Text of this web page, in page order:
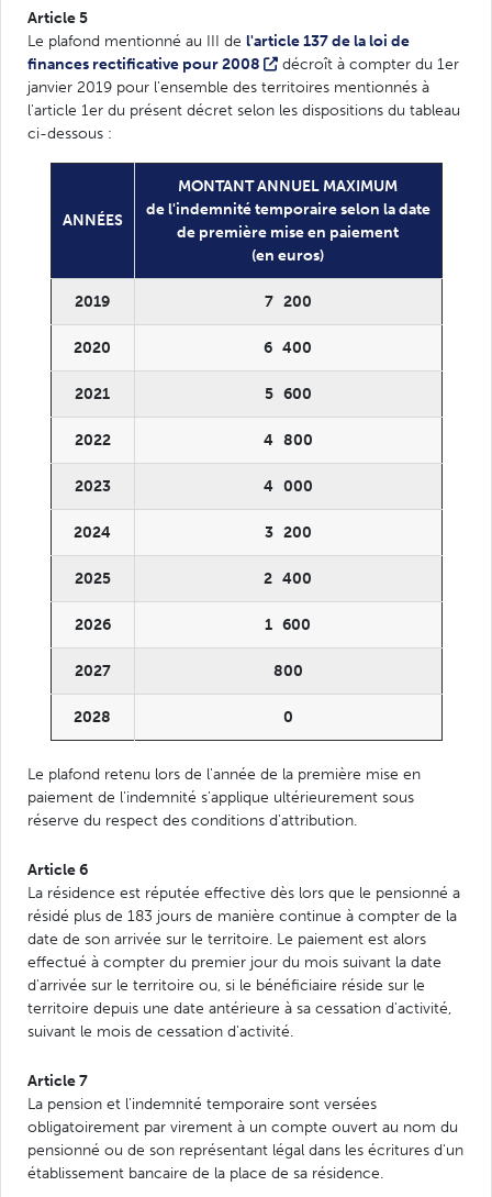
Article 5
Le plafond mentionné au III de l'article 137 de la loi de
finances rectificative pour 2008
décroît à compter du 1er
janvier 2019 pour l'ensemble des territoires mentionnés à
l'article 1er du présent décret selon les dispositions du tableau
ci-dessous :
ANNÉES
MONTANT ANNUEL MAXIMUM
de l'indemnité temporaire selon la date
de première mise en paiement
(en euros)
2019 7 200
2020 6 400
2021 5 600
2022 4 800
2023 4 000
2024 3 200
2025 2 400
2026 1 600
2027 800
2028 0
Le plafond retenu lors de l'année de la première mise en
paiement de l'indemnité s'applique ultérieurement sous
réserve du respect des conditions d'attribution.
Article 6
La résidence est réputée effective dès lors que le pensionné a
résidé plus de 183 jours de manière continue à compter de la
date de son arrivée sur le territoire. Le paiement est alors
effectué à compter du premier jour du mois suivant la date
d'arrivée sur le territoire ou, si le bénéficiaire réside sur le
territoire depuis une date antérieure à sa cessation d'activité,
suivant le mois de cessation d'activité.
Article 7
La pension et l'indemnité temporaire sont versées
obligatoirement par virement à un compte ouvert au nom du
pensionné ou de son représentant légal dans les écritures d'un
établissement bancaire de la place de sa résidence.